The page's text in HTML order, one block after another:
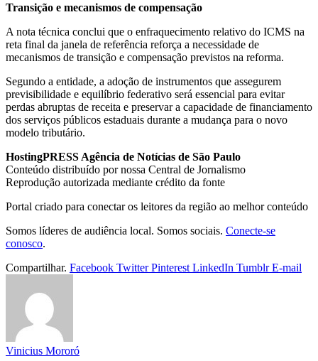
Transição e mecanismos de compensação
A nota técnica conclui que o enfraquecimento relativo do ICMS na
reta final da janela de referência reforça a necessidade de
mecanismos de transição e compensação previstos na reforma.
Segundo a entidade, a adoção de instrumentos que assegurem
previsibilidade e equilíbrio federativo será essencial para evitar
perdas abruptas de receita e preservar a capacidade de financiamento
dos serviços públicos estaduais durante a mudança para o novo
modelo tributário.
HostingPRESS Agência de Notícias de São Paulo
Conteúdo distribuído por nossa Central de Jornalismo
Reprodução autorizada mediante crédito da fonte
Portal criado para conectar os leitores da região ao melhor conteúdo
Somos líderes de audiência local. Somos sociais. Conecte-se
conosco.
Compartilhar. Facebook Twitter Pinterest LinkedIn Tumblr E-mail
Vinicius Mororó